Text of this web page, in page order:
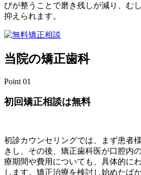
びが整うことで磨き残しが減り、む
抑えられます。
当院の矯正歯科
Point 01
初回矯正相談は無料
初診カウンセリングでは、まず患者
きし、その後、矯正歯科医が口腔内
療期間や費用についても、具体的に
します。矯正治療を検討し始めたば